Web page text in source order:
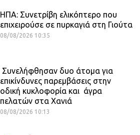
ΗΠΑ: Συνετρίβη ελικόπτερο που
επιχειρούσε σε πυρκαγιά στη Γιούτα
08/08/2026 10:35
Συνελήφθησαν δυο άτομα για
επικίνδυνες παρεμβάσεις στην
οδική κυκλοφορία και άγρα
πελατών στα Χανιά
08/08/2026 10:13